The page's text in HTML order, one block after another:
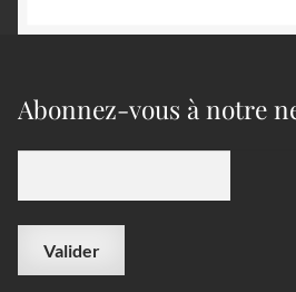
Abonnez-vous à notre